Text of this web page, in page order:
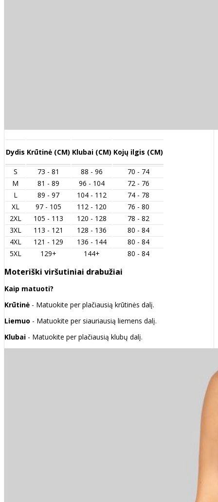
Dydis Krūtinė (CM) Klubai (CM) Kojų ilgis (CM)
S 73 - 81 88 - 96
70 - 74
M
81 - 89 96 - 104
72 - 76
L
89 - 97 104 - 112
74 - 78
XL
97 - 105 112 - 120
76 - 80
2XL
105 - 113 120 - 128
78 - 82
3XL
113 - 121 128 - 136
80 - 84
4XL
121 - 129 136 - 144
80 - 84
5XL
129+ 144+ 80 - 84
Moteriški viršutiniai drabužiai
Kaip matuoti?
Krūtinė - Matuokite per plačiausią krūtinės dalį.
Liemuo - Matuokite per siauriausią liemens dalį.
Klubai - Matuokite per plačiausią klubų dalį.